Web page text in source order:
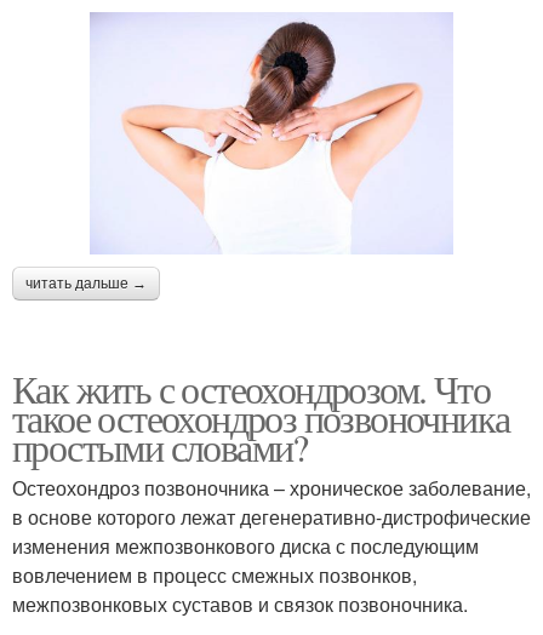
читать дальше →
Как жить с остеохондрозом. Что
такое остеохондроз позвоночника
простыми словами?
Остеохондроз позвоночника – хроническое заболевание,
в основе которого лежат дегенеративно-дистрофические
изменения межпозвонкового диска с последующим
вовлечением в процесс смежных позвонков,
межпозвонковых суставов и связок позвоночника.